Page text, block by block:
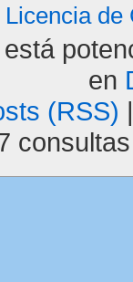
Licencia de
en
(RSS)